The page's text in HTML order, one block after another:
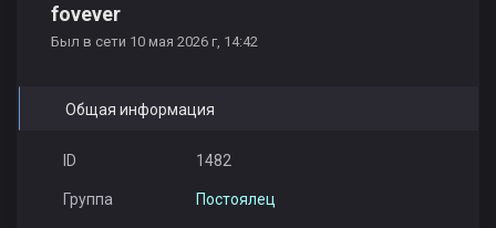
fovever
Был в сети 10 мая 2026 г, 14:42
Общая информация
ID 1482
Группа Постоялец